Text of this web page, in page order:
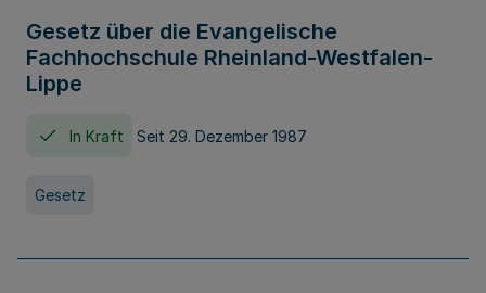
Gesetz über die Evangelische
Fachhochschule Rheinland-Westfalen-
Lippe
In Kraft Seit 29. Dezember 1987
Gesetz